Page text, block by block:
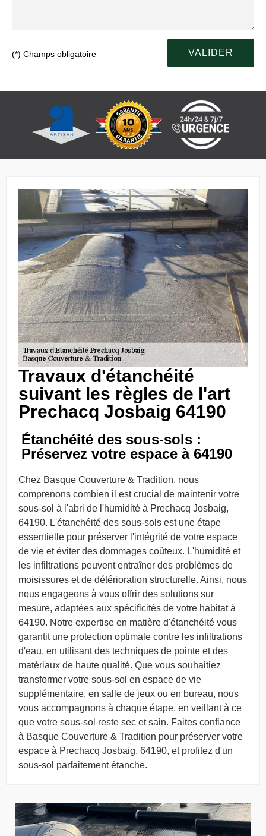
(*) Champs obligatoire
Travaux d'étanchéité
suivant les règles de l'art
Prechacq Josbaig 64190
Étanchéité des sous-sols :
Préservez votre espace à 64190
Chez Basque Couverture & Tradition, nous
comprenons combien il est crucial de maintenir votre
sous-sol à l'abri de l'humidité à Prechacq Josbaig,
64190. L'étanchéité des sous-sols est une étape
essentielle pour préserver l'intégrité de votre espace
de vie et éviter des dommages coûteux. L'humidité et
les infiltrations peuvent entraîner des problèmes de
moisissures et de détérioration structurelle. Ainsi, nous
nous engageons à vous offrir des solutions sur
mesure, adaptées aux spécificités de votre habitat à
64190. Notre expertise en matière d'étanchéité vous
garantit une protection optimale contre les infiltrations
d'eau, en utilisant des techniques de pointe et des
matériaux de haute qualité. Que vous souhaitiez
transformer votre sous-sol en espace de vie
supplémentaire, en salle de jeux ou en bureau, nous
vous accompagnons à chaque étape, en veillant à ce
que votre sous-sol reste sec et sain. Faites confiance
à Basque Couverture & Tradition pour préserver votre
espace à Prechacq Josbaig, 64190, et profitez d'un
sous-sol parfaitement étanche.